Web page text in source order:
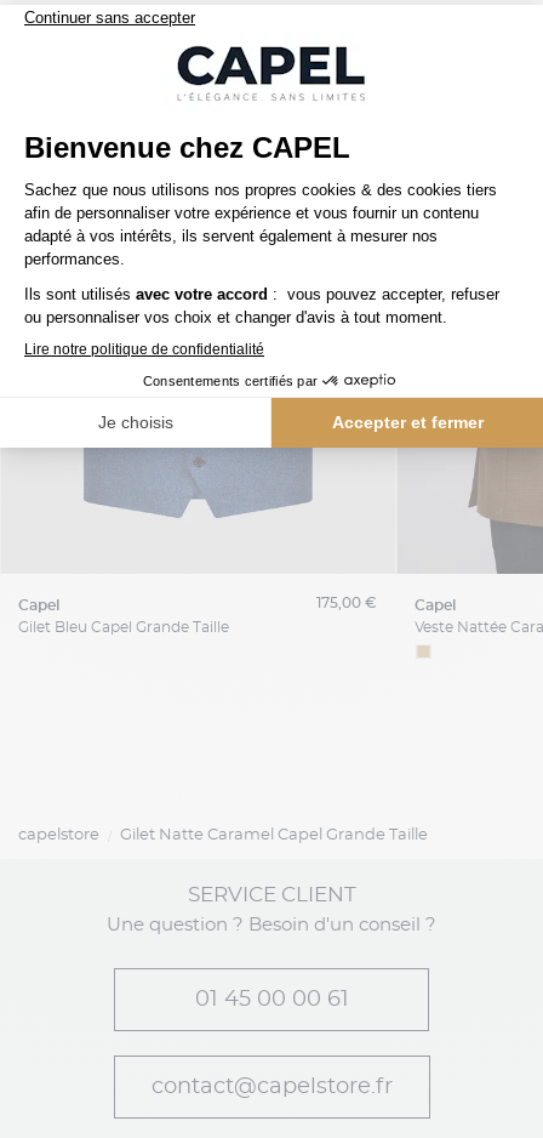
capel
Gilet Bleu Capel Grande Taille
175,00 € capel
capelstore Gilet Natte Caramel Capel Grande Taille
SERVICE CLIENT
Une question ? Besoin d'un conseil ?
01 45 00 00 61
contact@capelstore.fr